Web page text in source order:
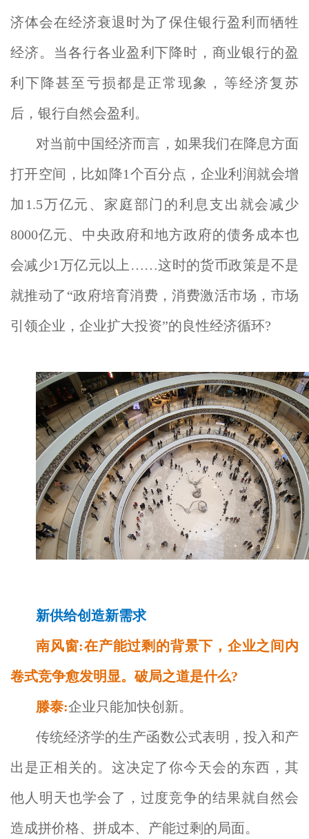
济体会在经济衰退时为了保住银行盈利而牺牲
经济。当各行各业盈利下降时，商业银行的盈
利下降甚至亏损都是正常现象，等经济复苏
后，银行自然会盈利。
对当前中国经济而言，如果我们在降息方面
打开空间，比如降1个百分点，企业利润就会增
加1.5万亿元、家庭部门的利息支出就会减少
8000亿元、中央政府和地方政府的债务成本也
会减少1万亿元以上……这时的货币政策是不是
就推动了“政府培育消费，消费激活市场，市场
引领企业，企业扩大投资”的良性经济循环?
新供给创造新需求
南风窗:在产能过剩的背景下，企业之间内
卷式竞争愈发明显。破局之道是什么?
滕泰:企业只能加快创新。
传统经济学的生产函数公式表明，投入和产
出是正相关的。这决定了你今天会的东西，其
他人明天也学会了，过度竞争的结果就自然会
造成拼价格、拼成本、产能过剩的局面。